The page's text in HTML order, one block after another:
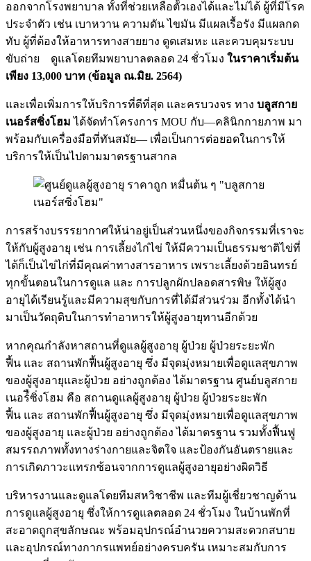
ออกจากโรงพยาบาล ทั้งที่ช่วยเหลือตััวเองได้และไม่ได้ ผู้ที่มีโรค
ประจำตัว เช่น เบาหวาน ความดัน ไขมัน มีแผลเรื้อรัง มีแผลกด
ทับ ผู้ที่ต้องให้อาหารทางสายยาง ดูดเสมหะ และควบคุมระบบ
ขับถ่าย ดูแลโดยทีมพยาบาลตลอด 24 ชั่วโมง ในราคาเริ่มต้น
เพียง 13,000 บาท (ข้อมูล ณ.มิย. 2564)
และเพื่อเพิ่มการให้บริการที่ดีที่สุด และครบวงจร ทาง บลูสกาย
เนอร์สซิ่งโฮม ได้จัดทำโครงการ MOU กับ—คลินิกกายภาพ มา
พร้อมกับเครื่องมือที่ทันสมัย— เพื่อเป็นการต่อยอดในการให้
บริการให้เป็นไปตามมาตรฐานสากล
การสร้างบรรรยากาศให้น่าอยู่เป็นส่วนหนึ่งของกิจกรรมที่เราจะ
ให้กับผู้สูงอายุ เช่น การเลี้ยงไก่ไข่ ให้มีความเป็นธรรมชาติไข่ที่
ได้ก็เป็นไข่ไก่ที่มีคุณค่าทางสารอาหาร เพราะเลี้ยงด้วยอินทรย์
ทุกขั้นตอนในการดูแล และ การปลูกผักปลอดสารพิษ ให้ผู้สูง
อายุได้เรียนรู้และมีความสุขกับการที่ได้มีส่วนร่วม อีกทั้งได้นำ
มาเป็นวัตถุดิบในการทำอาหารให้ผู้สูงอายุทานอีกด้วย
หากคุณกำลังหาสถานที่ดูแลผู้สูงอายุ ผู้ป่วย ผู้ป่วยระยะพัก
ฟื้น และ สถานพักฟื้นผู้สูงอายุ ซึ่ง มีจุดมุ่งหมายเพื่อดูแลสุขภาพ
ของผู้สูงอายุและผู้ป่วย อย่างถูกต้อง ได้มาตรฐาน ศูนย์บลูสกาย
เนอร์ืซิ่งโฮม คือ สถานดูแลผู้สูงอายุ ผู้ป่วย ผู้ป่วยระยะพัก
ฟื้น และ สถานพักฟื้นผู้สูงอายุ ซึ่ง มีจุดมุ่งหมายเพื่อดูแลสุขภาพ
ของผู้สูงอายุ และผู้ป่วย อย่างถูกต้อง ได้มาตรฐาน รวมทั้งฟื้นฟู
สมรรถภาพทั้งทางร่างกายและจิตใจ และป้องกันอันตรายและ
การเกิดภาวะแทรกซ้อนจากการดูแลผู้สูงอายุอย่างผิดวิธี
บริหารงานและดูแลโดยทีมสหวิชาชีพ และทีมผู้เชี่ยวชาญด้าน
การดูแลผู้สูงอายุ ซึ่งให้การดูแลตลอด 24 ชั่วโมง ในบ้านพักที่
สะอาดถูกสุขลักษณะ พร้อมอุปกรณ์อำนวยความสะดวกสบาย
และอุปกรณ์ทางกากรแพทย์อย่างครบครัน เหมาะสมกับการ